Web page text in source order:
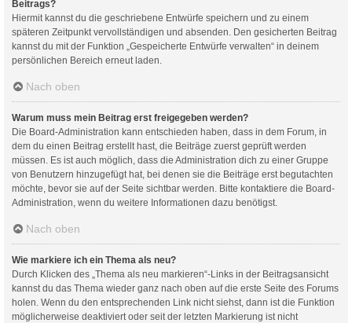
Beitrags?
Hiermit kannst du die geschriebene Entwürfe speichern und zu einem
späteren Zeitpunkt vervollständigen und absenden. Den gesicherten Beitrag
kannst du mit der Funktion „Gespeicherte Entwürfe verwalten“ in deinem
persönlichen Bereich erneut laden.
Nach oben
Warum muss mein Beitrag erst freigegeben werden?
Die Board-Administration kann entschieden haben, dass in dem Forum, in
dem du einen Beitrag erstellt hast, die Beiträge zuerst geprüft werden
müssen. Es ist auch möglich, dass die Administration dich zu einer Gruppe
von Benutzern hinzugefügt hat, bei denen sie die Beiträge erst begutachten
möchte, bevor sie auf der Seite sichtbar werden. Bitte kontaktiere die Board-
Administration, wenn du weitere Informationen dazu benötigst.
Nach oben
Wie markiere ich ein Thema als neu?
Durch Klicken des „Thema als neu markieren“-Links in der Beitragsansicht
kannst du das Thema wieder ganz nach oben auf die erste Seite des Forums
holen. Wenn du den entsprechenden Link nicht siehst, dann ist die Funktion
möglicherweise deaktiviert oder seit der letzten Markierung ist nicht